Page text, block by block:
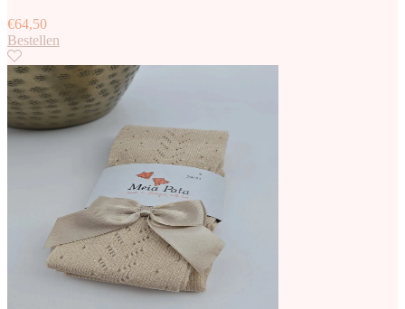
€64,50
Bestellen